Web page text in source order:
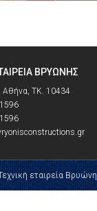
ΒΡΥΏΝΗΣ
Αθήνα, ΤΚ. 10434
εταιρεία